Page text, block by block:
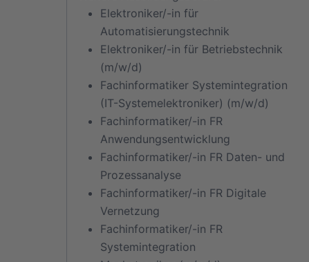
Elektroniker/-in für
Automatisierungstechnik
Elektroniker/-in für Betriebstechnik
(m/w/d)
Fachinformatiker Systemintegration
(IT-Systemelektroniker) (m/w/d)
Fachinformatiker/-in FR
Anwendungsentwicklung
Fachinformatiker/-in FR Daten- und
Prozessanalyse
Fachinformatiker/-in FR Digitale
Vernetzung
Fachinformatiker/-in FR
Systemintegration